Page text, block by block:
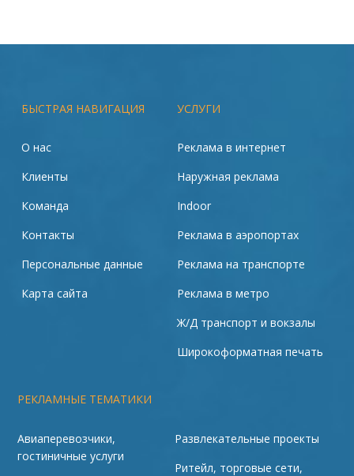
БЫСТРАЯ НАВИГАЦИЯ УСЛУГИ
РЕКЛАМНЫЕ ТЕМАТИКИ
О нас
Клиенты
Команда
Контакты
Персональные данные
Карта сайта
Реклама в интернет
Наружная реклама
Indoor
Реклама в аэропортах
Реклама на транспорте
Реклама в метро
Ж/Д транспорт и вокзалы
Широкоформатная печать
Авиаперевозчики,
гостиничные услуги
Развлекательные проекты
Ритейл, торговые сети,